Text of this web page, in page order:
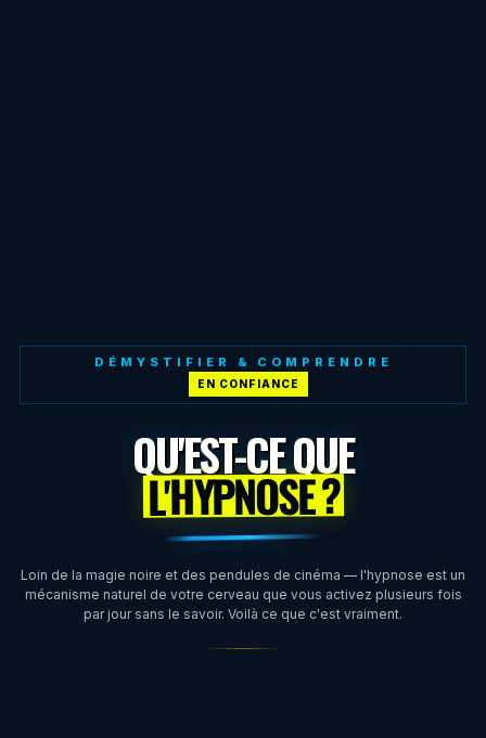
DÉMYSTIFIER & COMPRENDRE
QU'EST-CE QUE
L'HYPNOSE ?
Loin de la magie noire et des pendules de cinéma — l'hypnose est un
mécanisme naturel de votre cerveau que vous activez plusieurs fois
par jour sans le savoir. Voilà ce que c'est vraiment.